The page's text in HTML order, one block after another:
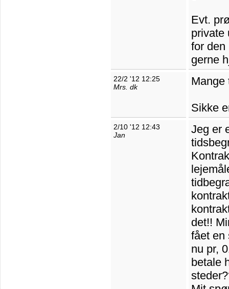
Evt.
private
for den
gerne
22/2 '12 12:25
Mrs. dk
Mange
Sikke
2/10 '12 12:43
Jan
Jeg er
det!!
fået en
nu pr,
betale